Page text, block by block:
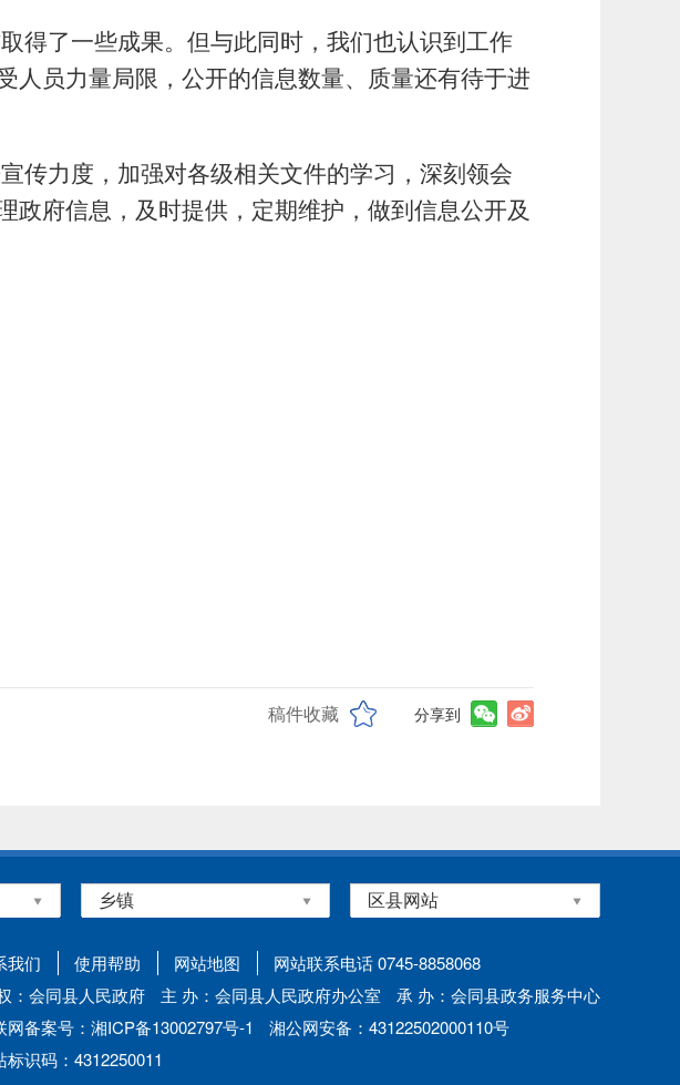
得了一些成果。但与此同时，我们也认识到工作
人员力量局限，公开的信息数量、质量还有待于进
传力度，加强对各级相关文件的学习，深刻领会
政府信息，及时提供，定期维护，做到信息公开及
稿件收藏 分享到
我们 使用帮助 网站地图
网站联系电话 0745-8858068
：会同县人民政府
主 办：会同县人民政府办公室
承 办：会同县政务服务中心
网备案号：湘ICP备13002797号-1
湘公网安备：43122502000110号
标识码：4312250011